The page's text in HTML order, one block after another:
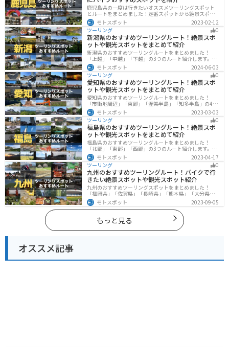
鹿児島県の一度は行きたいオススメツーリングスポット
とルートをまとめました！定番スポットから絶景スポッ
ト、温泉、山、海、グルメなど様々なジャンルで楽しめ
ます。バイクで鹿児島ツーリングに行こうと思っている
人は、参考にしてください。
モトスポット
2023-02-12
ツーリング
0
新潟県のおすすめツーリングルート！絶景スポ
ットや観光スポットをまとめて紹介
新潟県のおすすめツーリングルートをまとめました！
「上越」「中越」「下越」の3つのルート紹介します。自
然豊かな山と海、グルメも充実しており、自然を満喫す
るツーリングができます。バイクで新潟県にツーリング
に行く際は参考にしてください。
モトスポット
2024-06-03
ツーリング
0
愛知県のおすすめツーリングルート！絶景スポ
ットや観光スポットをまとめて紹介
愛知県のおすすめツーリングルートをまとめました！
「市街地周辺」「東部」「渥美半島」「知多半島」の4つ
のルート紹介します。名古屋周辺の栄えたスポットから
山、海、美術館なども多数あり、自然・歴史・文化を満
喫するツーリングができます。バイクで愛知県にツーリ
ングに行く際は参考にしてください。
モトスポット
2023-03-03
ツーリング
0
福島県のおすすめツーリングルート！絶景スポ
ットや観光スポットをまとめて紹介
福島県のおすすめツーリングルートをまとめました！
「北部」「東部」「西部」の3つのルート紹介します。内
陸部には山々が連なり、海岸線は太平洋に面してるので
観光スポットが多数あります。バイクで福島県にツーリ
ングに行く際は参考にしてください。
モトスポット
2023-04-17
ツーリング
0
九州のおすすめツーリングルート！バイクで行
きたい絶景スポットや観光スポット紹介
九州のおすすめツーリングスポットをまとめました！
「福岡県」「佐賀県」「長崎県」「熊本県」「大分県」
「宮崎都」「鹿児島県」の各県の観光地紹介します。自
然豊かな山々や湖、温泉地が点在し、四季折々の景色を
楽しめるスポットが多数あります。バイクで九州にツー
リングに行く際は参考にしてください。
モトスポット 2023-09-05
もっと見る
オススメ記事